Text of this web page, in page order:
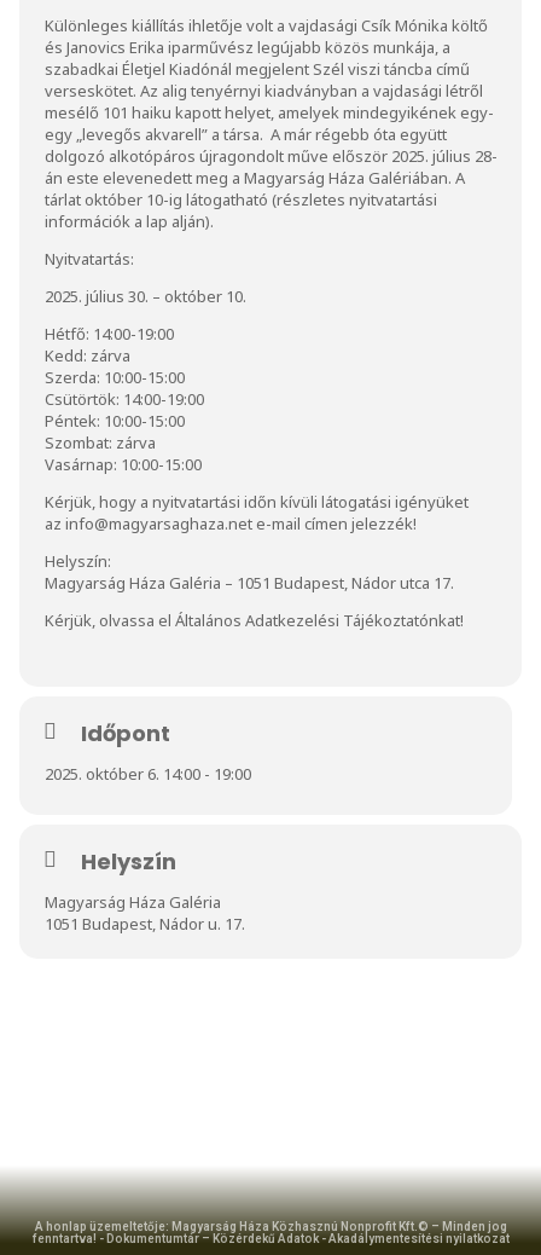
Különleges kiállítás ihletője volt a vajdasági Csík Mónika költő
és Janovics Erika iparművész legújabb közös munkája, a
szabadkai Életjel Kiadónál megjelent Szél viszi táncba című
verseskötet. Az alig tenyérnyi kiadványban a vajdasági létről
mesélő 101 haiku kapott helyet, amelyek mindegyikének egy-
egy „levegős akvarell” a társa. A már régebb óta együtt
dolgozó alkotópáros újragondolt műve először 2025. július 28-
án este elevenedett meg a Magyarság Háza Galériában. A
tárlat október 10-ig látogatható (részletes nyitvatartási
információk a lap alján).
Nyitvatartás:
2025. július 30. – október 10.
Hétfő: 14:00-19:00
Kedd: zárva
Szerda: 10:00-15:00
Csütörtök: 14:00-19:00
Péntek: 10:00-15:00
Szombat: zárva
Vasárnap: 10:00-15:00
Kérjük, hogy a nyitvatartási időn kívüli látogatási igényüket
az info@magyarsaghaza.net e-mail címen jelezzék!
Helyszín:
Magyarság Háza Galéria – 1051 Budapest, Nádor utca 17.
Kérjük, olvassa el Általános Adatkezelési Tájékoztatónkat!
Időpont
2025. október 6. 14:00 - 19:00
Helyszín
Magyarság Háza Galéria
1051 Budapest, Nádor u. 17.
A honlap üzemeltetője: Magyarság Háza Közhasznú Nonprofit Kft.© – Minden jog
fenntartva! - Dokumentumtár – Közérdekű Adatok-Akadálymentesítési nyilatkozat